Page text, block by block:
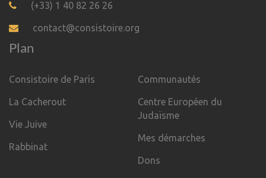
(+33) 1 40 82 26 26
contact@consistoire.org
Plan
Consistoire de Paris
La Cacherout
Vie Juive
Rabbinat
Communautés
Centre Européen du
Judaïsme
Mes démarches
Dons